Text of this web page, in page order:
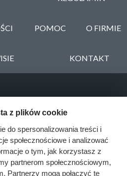
Warszawa
846 Poznań
z plików cookie
do spersonalizowania treści i
społecznościowe i analizować
o tym, jak korzystasz z
partnerom społecznościowym,
Partnerzy mogą połączyć te